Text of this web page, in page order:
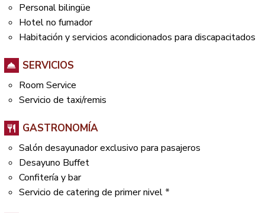
Personal bilingüe
Hotel no fumador
Habitación y servicios acondicionados para discapacitados
SERVICIOS
Room Service
Servicio de taxi/remis
GASTRONOMÍA
Salón desayunador exclusivo para pasajeros
Desayuno Buffet
Confitería y bar
Servicio de catering de primer nivel *